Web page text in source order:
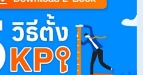
5 เรื่องเข้าใจผิดที่นายจ้างคิดว่าทำได้ แต่ผิดกฎหมา